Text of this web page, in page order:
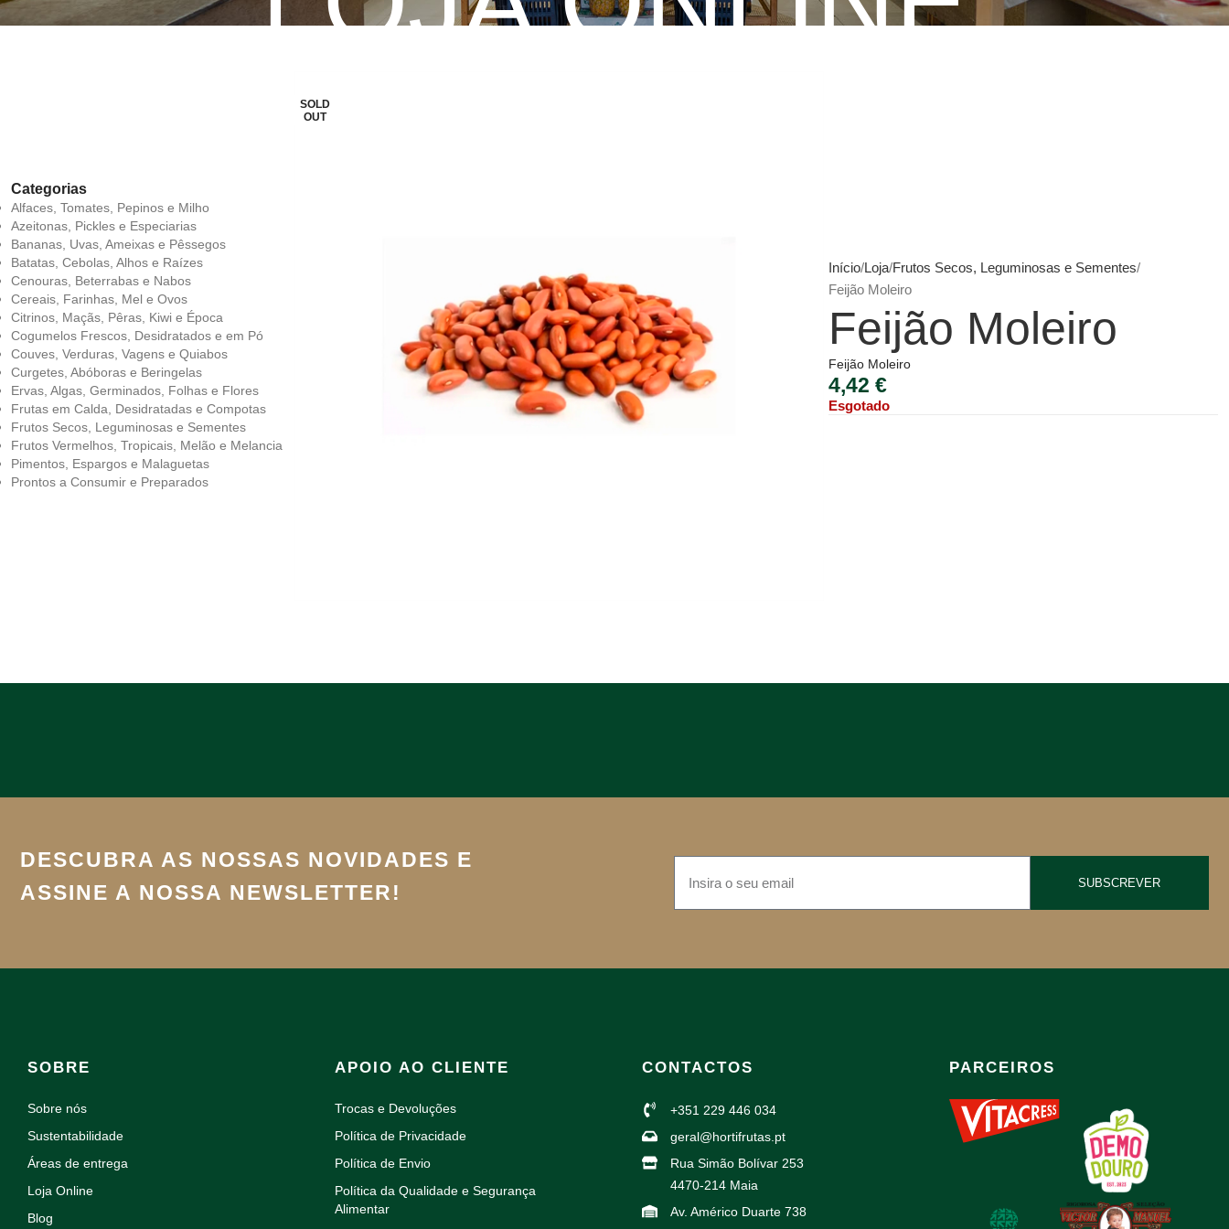
Categorias
Alfaces, Tomates, Pepinos e Milho
Azeitonas, Pickles e Especiarias
Bananas, Uvas, Ameixas e Pêssegos
Batatas, Cebolas, Alhos e Raízes
Cenouras, Beterrabas e Nabos
Cereais, Farinhas, Mel e Ovos
Citrinos, Maçãs, Pêras, Kiwi e Época
Cogumelos Frescos, Desidratados e em Pó
Couves, Verduras, Vagens e Quiabos
Curgetes, Abóboras e Beringelas
Ervas, Algas, Germinados, Folhas e Flores
Frutas em Calda, Desidratadas e Compotas
Frutos Secos, Leguminosas e Sementes
Frutos Vermelhos, Tropicais, Melão e Melancia
Pimentos, Espargos e Malaguetas
Prontos a Consumir e Preparados
SOLD
OUT
Início Loja Frutos Secos, Leguminosas e Sementes
Feijão Moleiro
Feijão Moleiro
Feijão Moleiro
4,42 €
Esgotado
DESCUBRA AS NOSSAS NOVIDADES E
ASSINE A NOSSA NEWSLETTER!
SUBSCREVER
SOBRE
Sobre nós
Sustentabilidade
Áreas de entrega
Loja Online
Blog
APOIO AO CLIENTE
Trocas e Devoluções
Política de Privacidade
Política de Envio
Política da Qualidade e Segurança
Alimentar
CONTACTOS
+351 229 446 034
geral@hortifrutas.pt
Rua Simão Bolívar 253
4470-214 Maia
Av. Américo Duarte 738
PARCEIROS